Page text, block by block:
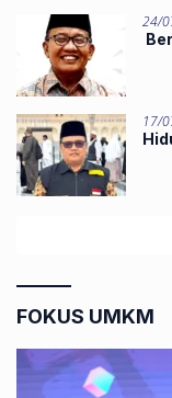
24/
17/
FOKUS UMKM